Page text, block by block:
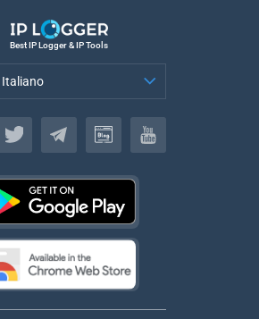
Best IP Logger & IP Tools
Italiano
Italiano